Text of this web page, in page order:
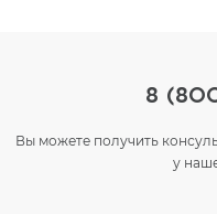
8
Вы можете получить
у